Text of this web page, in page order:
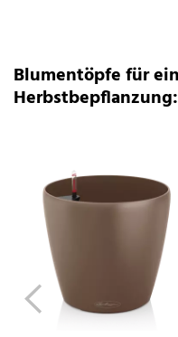
Blumentöpfe für
Herbstbepflanzung: